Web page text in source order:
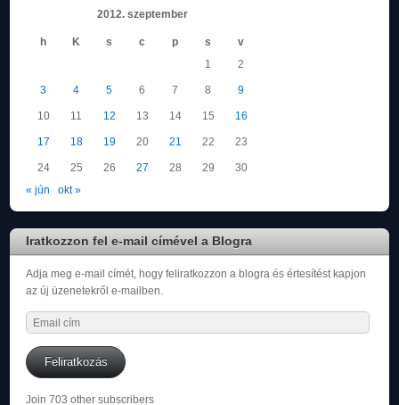
2012. szeptember
h K s c p s
v
1
2
3 4 5 6 7 8 9
10 11 12 13 14 15 16
17 18 19 20 21 22 23
24 25 26 27 28 29
30
« jún
okt »
Iratkozzon fel e-mail címével a Blogra
Adja meg e-mail címét, hogy feliratkozzon a blogra és értesítést kapjon
az új üzenetekről e-mailben.
Email
cím
Feliratkozás
Join 703 other subscribers